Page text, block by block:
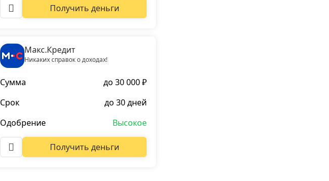
Получить деньги
Макс.Кредит
Никаких справок о доходах!
Сумма
до 30 000 ₽
Срок
до 30 дней
Одобрение
Высокое
Получить деньги